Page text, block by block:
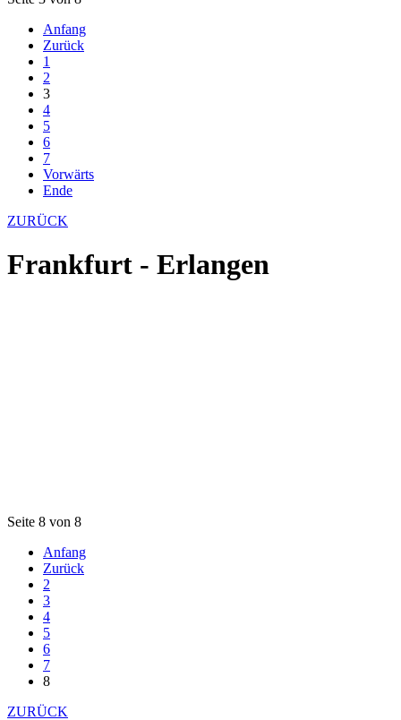
Anfang
Zurück
1
2
3
4
5
6
7
Vorwärts
Ende
ZURÜCK
Frankfurt - Erlangen
Seite 8 von 8
Anfang
Zurück
2
3
4
5
6
7
8
ZURÜCK